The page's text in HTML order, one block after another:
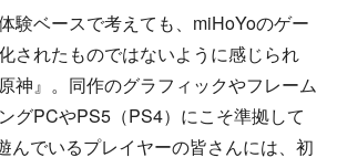
験ベースで考えても、miHoYoのゲー
されたものではないように感じられ
神』。同作のグラフィックやフレーム
グPCやPS5（PS4）にこそ準拠して
んでいるプレイヤーの皆さんには、初